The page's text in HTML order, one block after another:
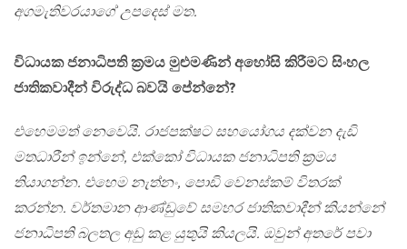
අගමැතිවරයාගේ උපදෙස් මත.
විධායක ජනාධිපති ක‍්‍රමය මුළුමණින් අහෝසි කිරීමට සිංහල
ජාතිකවාදීන් විරුද්ධ බවයි පේන්නේ?
එහෙමමත් නෙවෙයි. රාජපක්ෂට සහයෝගය දක්වන දැඩි
මතධාරීන් ඉන්නේ, එක්කෝ විධායක ජනාධිපති ක‍්‍රමය
තියාගන්න. එහෙම නැත්නං, පොඩි වෙනස්කම් විතරක්
කරන්න. වර්තමාන ආණ්ඩුවේ සමහර ජාතිකවාදීන් කියන්නේ
ජනාධිපති බලතල අඩු කළ යුතුයි කියලයි. ඔවුන් අතරේ පවා